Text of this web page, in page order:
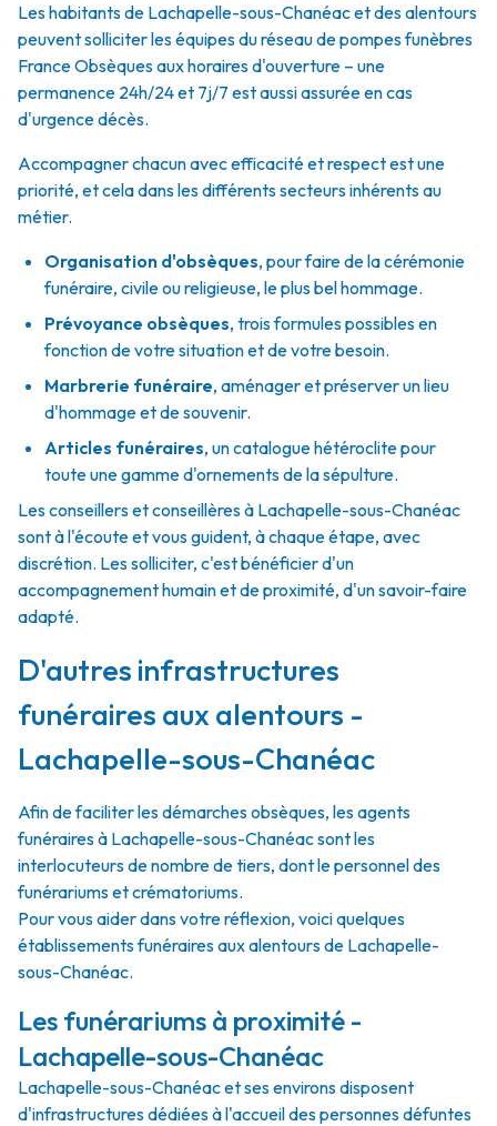
Les habitants de Lachapelle-sous-Chanéac et des alentours
peuvent solliciter les équipes du réseau de pompes funèbres
France Obsèques aux horaires d'ouverture – une
permanence 24h/24 et 7j/7 est aussi assurée en cas
d'urgence décès.
Accompagner chacun avec efficacité et respect est une
priorité, et cela dans les différents secteurs inhérents au
métier.
Organisation d'obsèques, pour faire de la cérémonie
funéraire, civile ou religieuse, le plus bel hommage.
Prévoyance obsèques, trois formules possibles en
fonction de votre situation et de votre besoin.
Marbrerie funéraire, aménager et préserver un lieu
d'hommage et de souvenir.
Articles funéraires, un catalogue hétéroclite pour
toute une gamme d'ornements de la sépulture.
Les conseillers et conseillères à Lachapelle-sous-Chanéac
sont à l'écoute et vous guident, à chaque étape, avec
discrétion. Les solliciter, c'est bénéficier d'un
accompagnement humain et de proximité, d'un savoir-faire
adapté.
D'autres infrastructures
funéraires aux alentours -
Lachapelle-sous-Chanéac
Afin de faciliter les démarches obsèques, les agents
funéraires à Lachapelle-sous-Chanéac sont les
interlocuteurs de nombre de tiers, dont le personnel des
funérariums et crématoriums.
Pour vous aider dans votre réflexion, voici quelques
établissements funéraires aux alentours de Lachapelle-
sous-Chanéac.
Les funérariums à proximité -
Lachapelle-sous-Chanéac
Lachapelle-sous-Chanéac et ses environs disposent
d'infrastructures dédiées à l'accueil des personnes défuntes